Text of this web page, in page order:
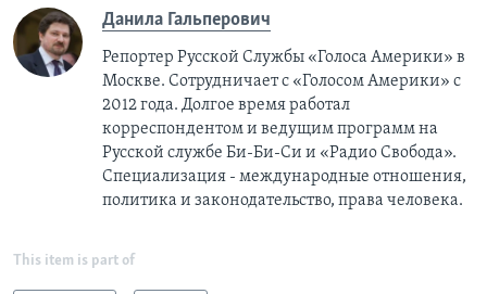
Данила Гальперович
Репортер Русской Службы «Голоса Америки» в
Москве. Сотрудничает с «Голосом Америки» с
2012 года. Долгое время работал
корреспондентом и ведущим программ на
Русской службе Би-Би-Си и «Радио Свобода».
Специализация - международные отношения,
политика и законодательство, права человека.
This item is part of